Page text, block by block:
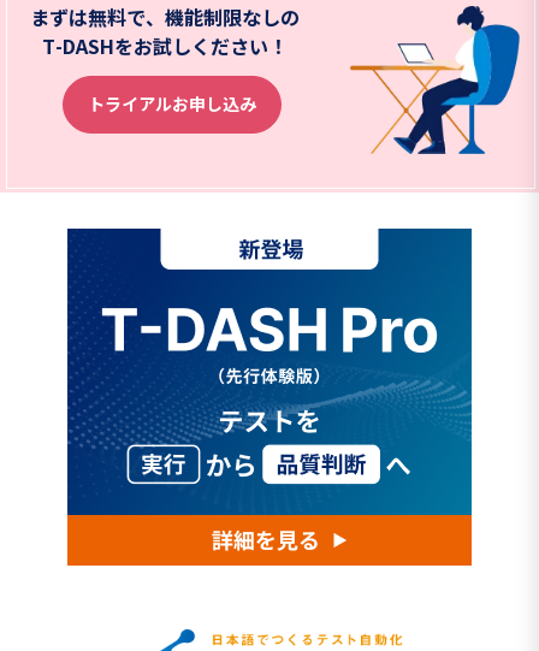
まずは無料で、機能制限なしの
T-DASHをお試しください！
トライアルお申し込み